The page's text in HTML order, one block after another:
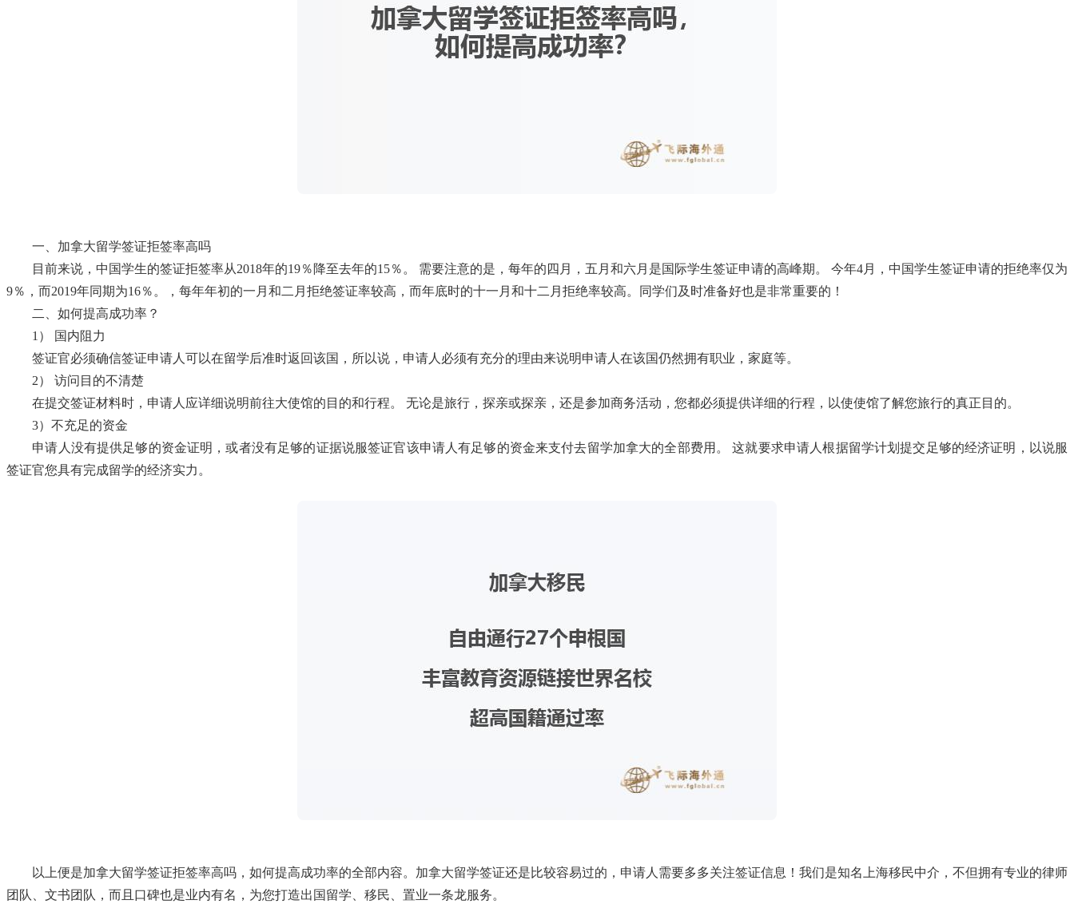
一、加拿大留学签证拒签率高吗
目前来说，中国学生的签证拒签率从2018年的19％降至去年的15％。 需要注意的是，每年的四月，五月和六月是国际学生签证申请的高峰期。 今年4月，中国学生签证申请的拒绝率仅为
9％，而2019年同期为16％。，每年年初的一月和二月拒绝签证率较高，而年底时的十一月和十二月拒绝率较高。同学们及时准备好也是非常重要的！
二、如何提高成功率？
1） 国内阻力
签证官必须确信签证申请人可以在留学后准时返回该国，所以说，申请人必须有充分的理由来说明申请人在该国仍然拥有职业，家庭等。
2） 访问目的不清楚
在提交签证材料时，申请人应详细说明前往大使馆的目的和行程。 无论是旅行，探亲或探亲，还是参加商务活动，您都必须提供详细的行程，以使使馆了解您旅行的真正目的。
3）不充足的资金
申请人没有提供足够的资金证明，或者没有足够的证据说服签证官该申请人有足够的资金来支付去留学加拿大的全部费用。 这就要求申请人根据留学计划提交足够的经济证明，以说服
签证官您具有完成留学的经济实力。
以上便是加拿大留学签证拒签率高吗，如何提高成功率的全部内容。加拿大留学签证还是比较容易过的，申请人需要多多关注签证信息！我们是知名上海移民中介，不但拥有专业的律师
团队、文书团队，而且口碑也是业内有名，为您打造出国留学、移民、置业一条龙服务。